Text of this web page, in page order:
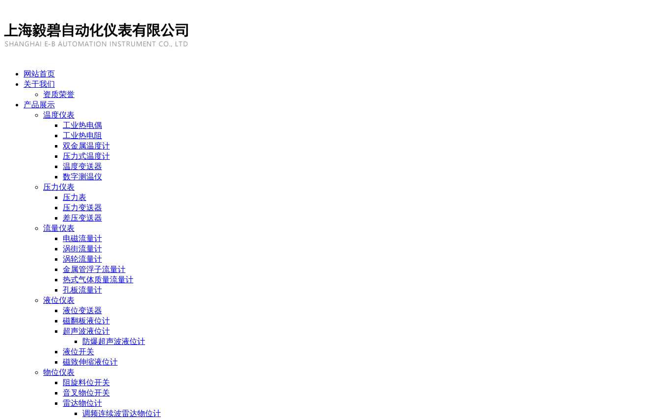
网站首页
关于我们
资质荣誉
产品展示
温度仪表
工业热电偶
工业热电阻
双金属温度计
压力式温度计
温度变送器
数字测温仪
压力仪表
压力表
压力变送器
差压变送器
流量仪表
电磁流量计
涡街流量计
涡轮流量计
金属管浮子流量计
热式气体质量流量计
孔板流量计
液位仪表
液位变送器
磁翻板液位计
超声波液位计
防爆超声波液位计
液位开关
磁致伸缩液位计
物位仪表
阻旋料位开关
音叉物位开关
雷达物位计
调频连续波雷达物位计